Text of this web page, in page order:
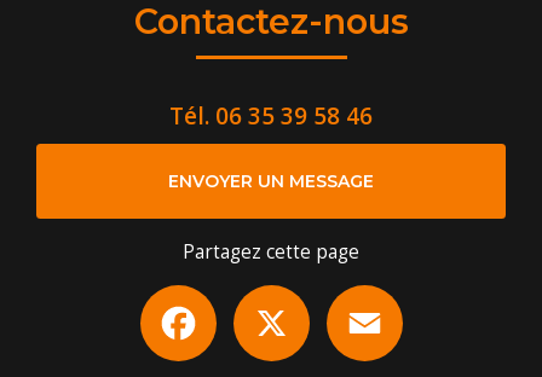
Contactez-nous
Tél. 06 35 39 58 46
ENVOYER UN MESSAGE
Partagez cette page
Facebook